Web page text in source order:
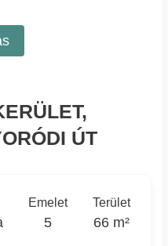
ÚT
Emelet
5
Terület
66 m²